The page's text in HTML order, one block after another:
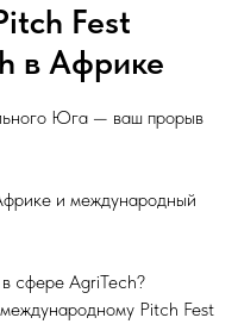
Fest
в Африке
Юга — ваш прорыв
и международный
сфере AgriTech?
Pitch Fest